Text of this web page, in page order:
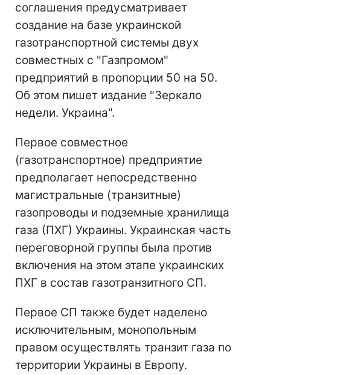
соглашения предусматривает
создание на базе украинской
газотранспортной системы двух
совместных с "Газпромом"
предприятий в пропорции 50 на 50.
Об этом пишет издание "Зеркало
недели. Украина".
Первое совместное
(газотранспортное) предприятие
предполагает непосредственно
магистральные (транзитные)
газопроводы и подземные хранилища
газа (ПХГ) Украины. Украинская часть
переговорной группы была против
включения на этом этапе украинских
ПХГ в состав газотранзитного СП.
Первое СП также будет наделено
исключительным, монопольным
правом осуществлять транзит газа по
территории Украины в Европу.